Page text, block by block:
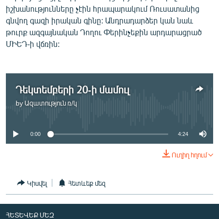
ՄԻՋԱԶԳԱՅԻՆ
ՄՇԱԿՈՒՅԹ
ՍՊՈՐՏ
ԿՈՐՈՆԱՎԻՐՈՒՍ
ՏԵՍԱՆՅՈՒԹԵՐ
ՓՈԴՔԱՍԹ
իշխանությունները չէին հրապարակում Ռուսատանից
գնվող գազի իրական գինը: Անդրադարձեր կան նաև
թուրք ազգայնական Դողու Փերինչեքին արդարացրած
ՄԻԵԴ-ի վճռին:
Դեկտեմբերի 20-ի մամուլ
by Ազատություն ռ/կ
No media source currently available
0:00 4:24
Ուղիղ հղում
Կիսվել Հետևեք մեզ
ՀԵՏԵՎԵՔ ՄԵԶ